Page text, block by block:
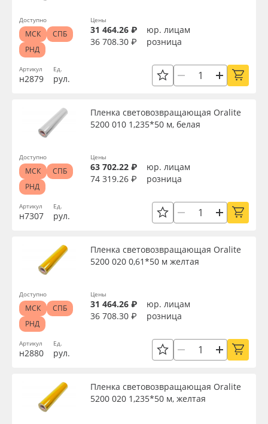
Вспененный ПВХ
Баннер
Страна происхождения
Производитель
Торговая марка
Серия
Назначение
Доступность
Применить
Сбросить фильтр
Артикул
н2879
Ед.
рул.
Цены
31 464.26 ₽
юр. лицам
36 708.30 ₽
розница
Доступно
МСК
СПБ
РНД
Артикул
н7307
Пленка световозвращающая Oralite
5200 010 1,235*50 м, белая
Ед.
рул.
Цены
63 702.22 ₽
юр. лицам
74 319.26 ₽
розница
Доступно
МСК
СПБ
РНД
Артикул
н2880
Пленка световозвращающая Oralite
5200 020 0,61*50 м желтая
Ед.
рул.
Цены
31 464.26 ₽
юр. лицам
36 708.30 ₽
розница
Доступно
МСК
СПБ
РНД
Пленка световозвращающая Oralite
5200 020 1,235*50 м, желтая